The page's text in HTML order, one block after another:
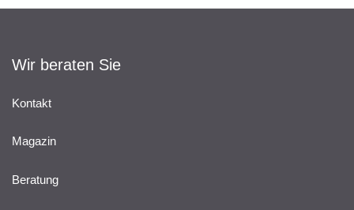
Wir beraten Sie
Kontakt
Magazin
Beratung